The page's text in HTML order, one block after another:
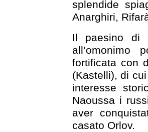
splendide
Anarghiri,
Il paesino di
all’omonimo
fortificata con
(Kastelli), di
interesse
Naoussa i
aver
casato Orlov.